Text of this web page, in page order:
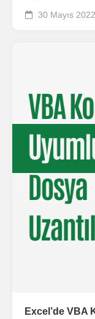
30 Mayıs 2022
Excel’de VBA